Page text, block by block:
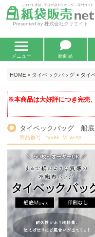
Presented by 株式会社クリエイト
メニュー 新商品
HOME > タイベックバッグ > タイ
※本商品は大好評につき完売
タイベックバッグ 船
商品番号 tyvek_M_w-np